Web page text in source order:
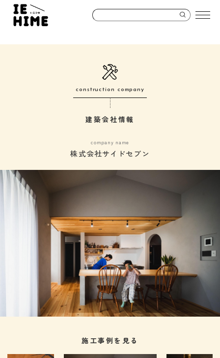
construction company
建築会社情報
company name
株式会社サイドセブン
施工事例を見る